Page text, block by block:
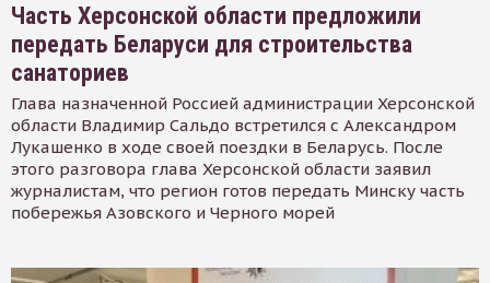
Часть Херсонской области предложили
передать Беларуси для строительства
санаториев
Глава назначенной Россией администрации Херсонской
области Владимир Сальдо встретился с Александром
Лукашенко в ходе своей поездки в Беларусь. После
этого разговора глава Херсонской области заявил
журналистам, что регион готов передать Минску часть
побережья Азовского и Черного морей